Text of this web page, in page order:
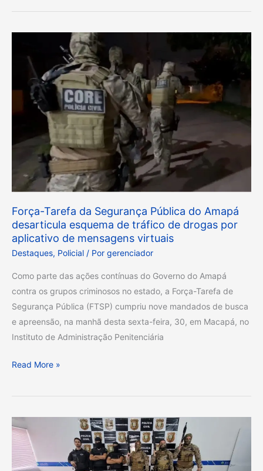
Força-Tarefa da Segurança Pública do Amapá
desarticula esquema de tráfico de drogas por
aplicativo de mensagens virtuais
Destaques, Policial / Por gerenciador
Como parte das ações contínuas do Governo do Amapá
contra os grupos criminosos no estado, a Força-Tarefa de
Segurança Pública (FTSP) cumpriu nove mandados de busca
e apreensão, na manhã desta sexta-feira, 30, em Macapá, no
Instituto de Administração Penitenciária
Tarefa
Segurança
Pública
do
desarticula
esquema
tráfico
de
drogas
por
aplicativo
mensagens
Read More »
EM
MACAPÁ,
POLÍCIA